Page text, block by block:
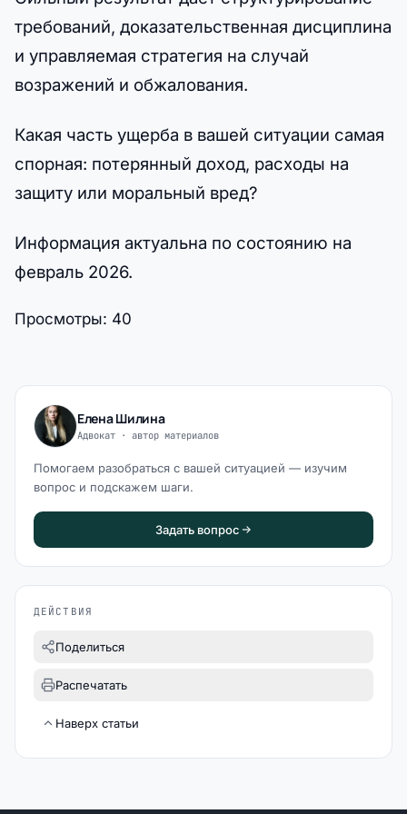
требований, доказательственная дисциплина
и управляемая стратегия на случай
возражений и обжалования.
Какая часть ущерба в вашей ситуации самая
спорная: потерянный доход, расходы на
защиту или моральный вред?
Информация актуальна по состоянию на
февраль 2026.
Просмотры: 40
Елена Шилина
Адвокат · автор материалов
Помогаем разобраться с вашей ситуацией — изучим
вопрос и подскажем шаги.
Задать вопрос
ДЕЙСТВИЯ
Поделиться
Распечатать
Наверх статьи